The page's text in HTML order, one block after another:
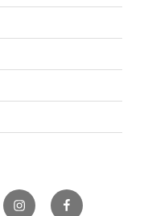
u/0/ channel/
es.pinterest.com/
https://
https://